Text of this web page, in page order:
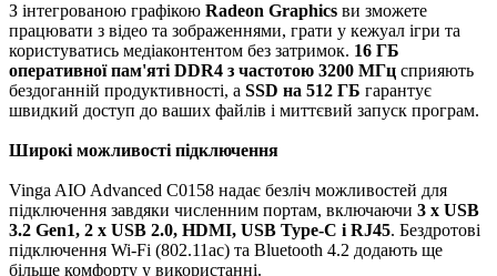
З інтегрованою графікою Radeon Graphics ви зможете
працювати з відео та зображеннями, грати у кежуал ігри та
користуватись медіаконтентом без затримок. 16 ГБ
оперативної пам'яті DDR4 з частотою 3200 МГц сприяють
бездоганній продуктивності, а SSD на 512 ГБ гарантує
швидкий доступ до ваших файлів і миттєвий запуск програм.
Широкі можливості підключення
Vinga AIO Advanced C0158 надає безліч можливостей для
підключення завдяки численним портам, включаючи 3 x USB
3.2 Gen1, 2 x USB 2.0, HDMI, USB Type-C і RJ45. Бездротові
підключення Wi-Fi (802.11ac) та Bluetooth 4.2 додають ще
більше комфорту у використанні.